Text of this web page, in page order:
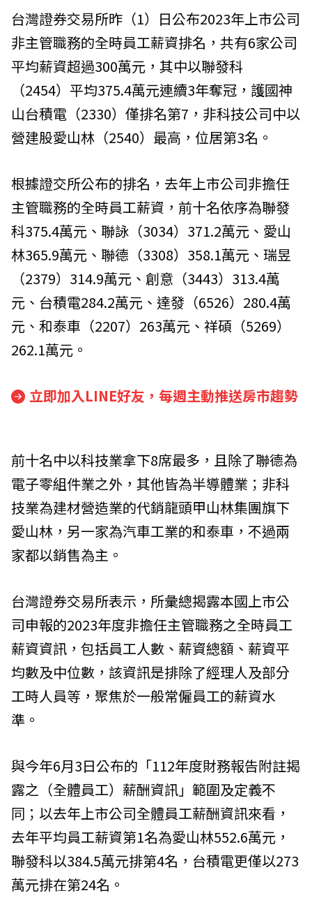
台灣證券交易所昨（1）日公布2023年上市公司
非主管職務的全時員工薪資排名，共有6家公司
平均薪資超過300萬元，其中以聯發科
（2454）平均375.4萬元連續3年奪冠，護國神
山台積電（2330）僅排名第7，非科技公司中以
營建股愛山林（2540）最高，位居第3名。
根據證交所公布的排名，去年上市公司非擔任
主管職務的全時員工薪資，前十名依序為聯發
科375.4萬元、聯詠（3034）371.2萬元、愛山
林365.9萬元、聯德（3308）358.1萬元、瑞昱
（2379）314.9萬元、創意（3443）313.4萬
元、台積電284.2萬元、達發（6526）280.4萬
元、和泰車（2207）263萬元、祥碩（5269）
262.1萬元。
立即加入LINE好友，每週主動推送房市趨勢
前十名中以科技業拿下8席最多，且除了聯德為
電子零組件業之外，其他皆為半導體業；非科
技業為建材營造業的代銷龍頭甲山林集團旗下
愛山林，另一家為汽車工業的和泰車，不過兩
家都以銷售為主。
台灣證券交易所表示，所彙總揭露本國上市公
司申報的2023年度非擔任主管職務之全時員工
薪資資訊，包括員工人數、薪資總額、薪資平
均數及中位數，該資訊是排除了經理人及部分
工時人員等，聚焦於一般常僱員工的薪資水
準。
與今年6月3日公布的「112年度財務報告附註揭
露之（全體員工）薪酬資訊」範圍及定義不
同；以去年上市公司全體員工薪酬資訊來看，
去年平均員工薪資第1名為愛山林552.6萬元，
聯發科以384.5萬元排第4名，台積電更僅以273
萬元排在第24名。